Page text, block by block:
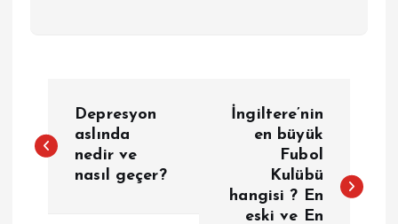
a
Depresyon
aslında
nedir ve
nasıl geçer?
İngiltere’nin
en büyük
Fubol
Kulübü
hangisi ? En
eski ve En